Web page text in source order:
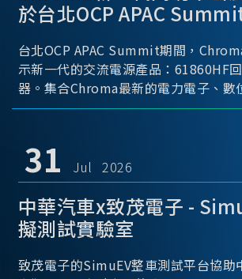
於台北OCP APAC
台北OCP APAC Summit期間，
示新一代的交流電源產品：61860HF
器。集合Chroma最新的電力電子、數
術，實現5U高度具備最大60kVA功率
31 Jul 2026
中華汽車x致茂電子 -
擬測試實驗室
致茂電子的SimuEV整車測試平台協助